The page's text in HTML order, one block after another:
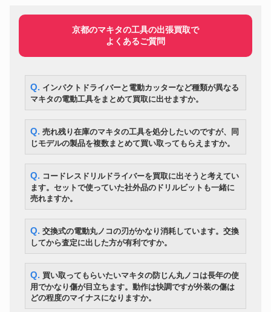
付皿（五客）
SELMER/セルマー アルトサッ
美術・工芸品
伊丹潤 李朝高麗抄選 所載品 李
朝 白磁 満月壺
1,150,200円
Fender フェンダー テレキャス
ター 1969-1970年製
フィギュア
マルサン ウルトラQ ウルトラマ
ン 乾電池式 2足歩行 1966年発売
390,600円
ドジャーズ 大谷翔平 チャンドラ
オーディオ
L-507uX Mark II (L-507UXII)
2019年製
193,200円
オーディオ
Accuphase アキュフェーズ M-
2000 ペア モノラルパワーアン
プ
ヤ ゴールド文字盤 YG AT
1,020,600円
大谷翔平 2018 Bowman
Chrome Rookie Auto GOLD
Refractor 50枚限定！！ルーキー
京都のマキタの工具の出張買取で
よくあるご質問
Q. インパクトドライバーと電動カッターなど種類が異なる
マキタの電動工具をまとめて買取に出せますか。
Q. 売れ残り在庫のマキタの工具を処分したいのですが、同
じモデルの製品を複数まとめて買い取ってもらえますか。
Q. コードレスドリルドライバーを買取に出そうと考えてい
ます。セットで使っていた社外品のドリルビットも一緒に
売れますか。
Q. 交換式の電動丸ノコの刃がかなり消耗しています。交換
してから査定に出した方が有利ですか。
Q. 買い取ってもらいたいマキタの防じん丸ノコは長年の使
用でかなり傷が目立ちます。動作は快調ですが外装の傷は
どの程度のマイナスになりますか。